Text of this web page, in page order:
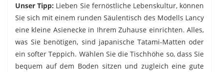
Unser Tipp: Lieben Sie fernöstliche Lebenskultur, können
Sie sich mit einem runden Säulentisch des Modells Lancy
eine kleine Asienecke in Ihrem Zuhause einrichten. Alles,
was Sie benötigen, sind japanische Tatami-Matten oder
ein softer Teppich. Wählen Sie die Tischhöhe so, dass Sie
bequem auf dem Boden sitzen und zugleich eine gute